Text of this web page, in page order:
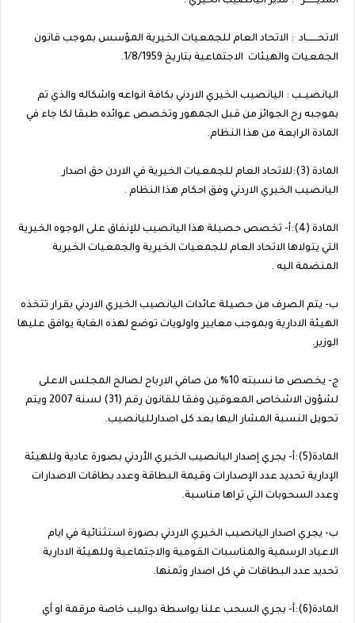
الاتحـــــــاد : الاتحاد العام للجمعيات الخيرية المؤسس بموجب قانون
الجمعيات والهيئات الاجتماعية بتاريخ 1/8/1959.
اليانصيــب : اليانصيب الخيري الاردني بكافة انواعه واشكاله والذي تم
بموجبه رح الجوائز من قبل الجمهور وتخصص عوائده طبقا لكا جاء في
المادة الرابعة من هذا النظام.
المادة (3):للاتحاد العام للجمعيات الخيرية في الاردن حق اصدار
اليانصيب الخيري الاردني وفق احكام هذا النظام .
المادة (4):أ- تخصص حصيلة هذا اليانصيب للإنفاق على الوجوه الخيرية
التي يتولاها الاتحاد العام للجمعيات الخيرية والجمعيات الخيرية
المنضمة اليه .
ب‌- يتم الصرف من حصيلة عائدات اليانصيب الخيري الاردني بقرار تتخذه
الهيئة الادارية وبموجب معايير واولويات توضع لهذه الغاية يوافق عليها
الوزير.
ج‌- يخصص ما نسبته 10% من صافي الارباح لصالح المجلس الاعلى
لشؤون الاشخاص المعوقين وفقا للقانون رقم (31) لسنة 2007 ويتم
تحويل النسبة المشار اليها بعد كل اصدارلليانصيب.
المادة(5):أ- يجري إصدار اليانصيب الخيري الأردني بصورة عادية وللهيئة
الإدارية تحديد عدد الإصدارات وقيمة البطاقة وعدد بطاقات الاصدارات
وعدد السحوبات التي تراها مناسبة.
ب- يجري اصدار اليانصيب الخيري الاردني بصورة استثنائية في ايام
الاعياد الرسمية والمناسبات القومية والاجتماعية وللهيئة الادارية
تحديد عدد البطاقات في كل اصدار وثمنها.
المادة(6):أ- يجري السحب علنا بواسطة دواليب خاصة مرقمة او أي